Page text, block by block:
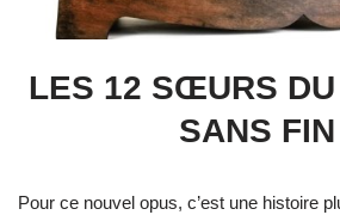
LES 12 SŒURS
SANS
Pour ce nouvel opus, c’est une histoire